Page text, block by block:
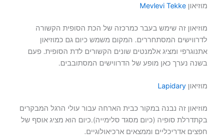
מוזיאוןMevlevi Tekke
מוזיאון זה שימש בעבר כמרכזה של הכת הסופית הקשורה
לדרווישים המסתחררים. המקום משמש כיום גם כמוזיאון
אתנוגרפי ומציג אלמנטים שונים הקשורים לדת הסופית. פעם
בשנה נערך כאן מופע של הדרווישים המסתובבים.
מוזיאוןLapidary
מוזיאון זה נבנה במקור כבית הארחה עבור עולי הרגל המבקרים
בקתדרלת סופיה (כיום מסגד סלימייה).כיום הוא מציג אוסף של
חפצים אדריכליים וממצאים ארכיאולוגיים.